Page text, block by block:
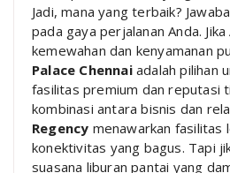
Jadi, mana yang terbaik?
pada gaya perjalanan Anda.
kemewahan dan kenyamanan
Palace Chennaiadalah pilihan
fasilitas premium dan reputasi
kombinasi antara bisnis dan
Regency menawarkan fasilitas
konektivitas yang bagus. Tapi
suasana liburan pantai yang